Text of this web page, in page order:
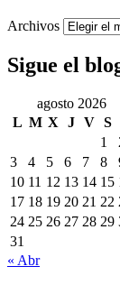
Archivos
Sigue el
agosto 2026
L M X J V S
1
3
4 5 6 7 8
10 11 12 13 14 15
17 18 19 20 21 22
24 25 26 27 28 29
31
« Abr